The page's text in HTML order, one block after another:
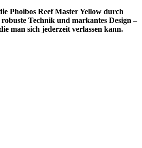
Phoibos Reef Master Yellow durch
Technik und markantes Design –
man sich jederzeit verlassen kann.